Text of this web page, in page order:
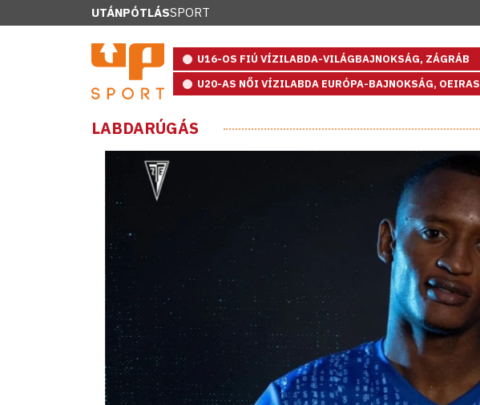
UTÁNPÓTLÁSSPORT
U16-OS FIÚ VÍZILABDA-VILÁGBAJNOKSÁG, ZÁGRÁB
U20-AS NŐI VÍZILABDA EURÓPA-BAJNOKSÁG, OEIRAS
LABDARÚGÁS